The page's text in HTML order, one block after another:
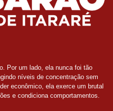
Por um lado, ela nunca foi tão
níveis de concentração sem
econômico, ela exerce um brutal
e condiciona comportamentos.